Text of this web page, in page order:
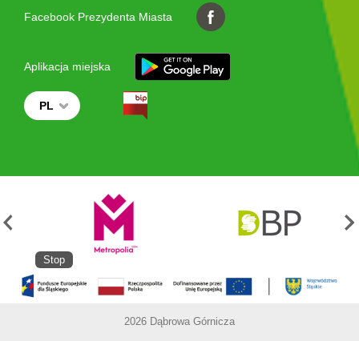
Facebook Prezydenta Miasta
Aplikacja miejska
PL
Stop
2026 Dąbrowa Górnicza